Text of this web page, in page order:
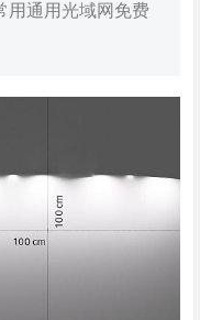
用通用光域网免费